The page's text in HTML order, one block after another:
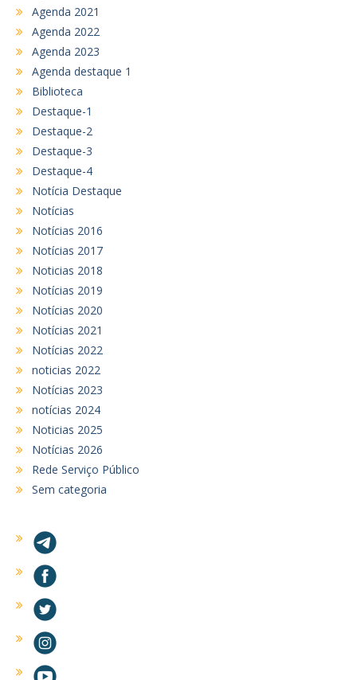
Agenda 2021
Agenda 2022
Agenda 2023
Agenda destaque 1
Biblioteca
Destaque-1
Destaque-2
Destaque-3
Destaque-4
Notícia Destaque
Notícias
Notícias 2016
Notícias 2017
Noticias 2018
Notícias 2019
Notícias 2020
Notícias 2021
Notícias 2022
noticias 2022
Notícias 2023
notícias 2024
Noticias 2025
Notícias 2026
Rede Serviço Público
Sem categoria